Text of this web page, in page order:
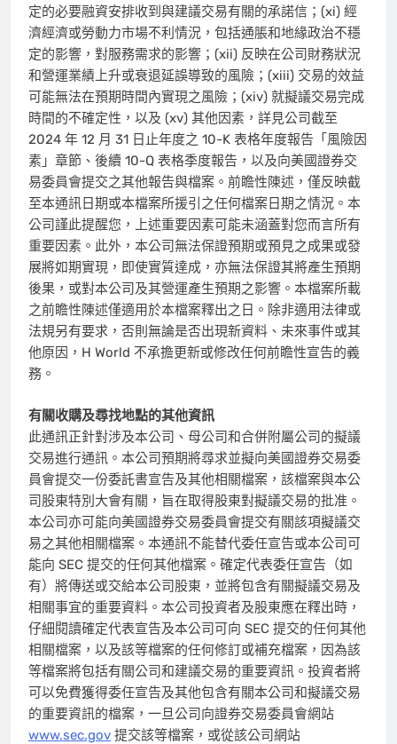
定的必要融資安排收到與建議交易有關的承諾信；(xi) 經
濟經濟或勞動力市場不利情況，包括通脹和地緣政治不穩
定的影響，對服務需求的影響；(xii) 反映在公司財務狀況
和營運業績上升或衰退延誤導致的風險；(xiii) 交易的效益
可能無法在預期時間內實現之風險；(xiv) 就擬議交易完成
時間的不確定性，以及 (xv) 其他因素，詳見公司截至
2024 年 12 月 31 日止年度之 10-K 表格年度報告「風險因
素」章節、後續 10-Q 表格季度報告，以及向美國證券交
易委員會提交之其他報告與檔案。前瞻性陳述，僅反映截
至本通訊日期或本檔案所援引之任何檔案日期之情況。本
公司謹此提醒您，上述重要因素可能未涵蓋對您而言所有
重要因素。此外，本公司無法保證預期或預見之成果或發
展將如期實現，即使實質達成，亦無法保證其將產生預期
後果，或對本公司及其營運產生預期之影響。本檔案所載
之前瞻性陳述僅適用於本檔案釋出之日。除非適用法律或
法規另有要求，否則無論是否出現新資料、未來事件或其
他原因，H World 不承擔更新或修改任何前瞻性宣告的義
務。
有關收購及尋找地點的其他資訊
此通訊正針對涉及本公司、母公司和合併附屬公司的擬議
交易進行通訊。本公司預期將尋求並擬向美國證券交易委
員會提交一份委託書宣告及其他相關檔案，該檔案與本公
司股東特別大會有關，旨在取得股東對擬議交易的批准。
本公司亦可能向美國證券交易委員會提交有關該項擬議交
易之其他相關檔案。本通訊不能替代委任宣告或本公司可
能向 SEC 提交的任何其他檔案。確定代表委任宣告（如
有）將傳送或交給本公司股東，並將包含有關擬議交易及
相關事宜的重要資料。本公司投資者及股東應在釋出時，
仔細閱讀確定代表宣告及本公司可向 SEC 提交的任何其他
相關檔案，以及該等檔案的任何修訂或補充檔案，因為該
等檔案將包括有關公司和建議交易的重要資訊。投資者將
可以免費獲得委任宣告及其他包含有關本公司和擬議交易
的重要資訊的檔案，一旦公司向證券交易委員會網站
www.sec.gov 提交該等檔案，或從該公司網站